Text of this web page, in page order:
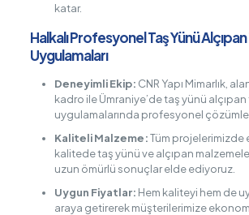
katar.
Halkalı Profesyonel Taş Yünü
Uygulamaları
Deneyimli Ekip: CNR Yapı Mimarlık,
kadro ile Ümraniye’de taş yünü
uygulamalarında profesyonel
Kaliteli Malzeme:Tüm projelerimizde
kalitede taş yünü ve alçıpan
uzun ömürlü sonuçlar elde ediyoruz.
Uygun Fiyatlar: Hem kaliteyi hem de
araya getirerek müşterilerimize